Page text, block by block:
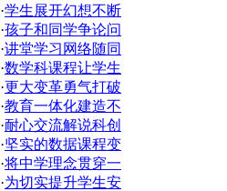
·学生展开幻想不断
·孩子和同学争论问
·讲堂学习网络随同
·数学科课程让学生
·更大变革勇气打破
·教育一体化建造不
·耐心交流解说科创
·坚实的数据课程变
·将中学理念贯穿一
·为切实提升学生安